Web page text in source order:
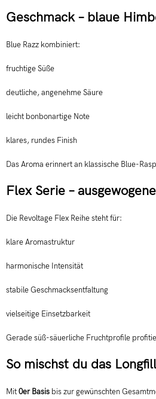
Geschmack – blaue
Blue Razz kombiniert:
fruchtige Süße
deutliche, angenehme Säure
leicht bonbonartige Note
klares, rundes Finish
Das Aroma erinnert an klassische Blue-
Flex Serie –
Die Revoltage Flex Reihe steht für:
klare Aromastruktur
harmonische Intensität
stabile Geschmacksentfaltung
vielseitige Einsetzbarkeit
Gerade süß-säuerliche Fruchtprofile
So mischst du das Longfill
Mit0er Basis bis zur gewünschten